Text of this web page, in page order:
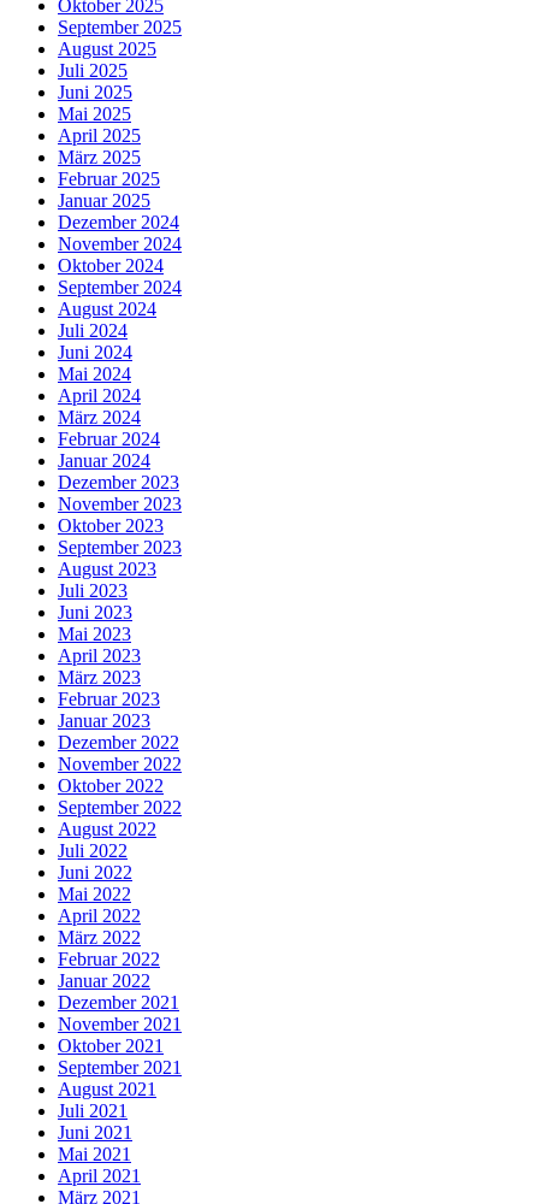
Oktober 2025
September 2025
August 2025
Juli 2025
Juni 2025
Mai 2025
April 2025
März 2025
Februar 2025
Januar 2025
Dezember 2024
November 2024
Oktober 2024
September 2024
August 2024
Juli 2024
Juni 2024
Mai 2024
April 2024
März 2024
Februar 2024
Januar 2024
Dezember 2023
November 2023
Oktober 2023
September 2023
August 2023
Juli 2023
Juni 2023
Mai 2023
April 2023
März 2023
Februar 2023
Januar 2023
Dezember 2022
November 2022
Oktober 2022
September 2022
August 2022
Juli 2022
Juni 2022
Mai 2022
April 2022
März 2022
Februar 2022
Januar 2022
Dezember 2021
November 2021
Oktober 2021
September 2021
August 2021
Juli 2021
Juni 2021
Mai 2021
April 2021
März 2021